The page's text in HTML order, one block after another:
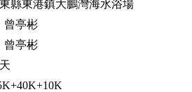
縣東港鎮大鵬灣海水浴場
曾亭彬
曾亭彬